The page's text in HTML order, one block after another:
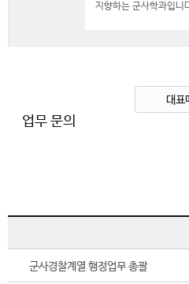
지향하는 군사학과입니
대
업무 문의
군사경찰계열 행정업무 총괄